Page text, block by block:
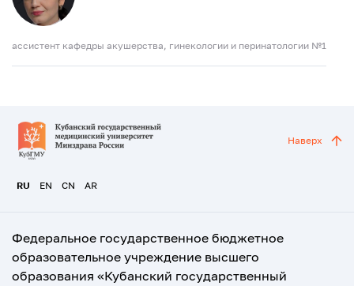
ассистент кафедры акушерства, гинекологии и перинатологии №1
RU EN CN AR
Наверх
Федеральное государственное бюджетное
образовательное учреждение высшего
образования «Кубанский государственный